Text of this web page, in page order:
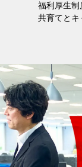
福利厚生制
共育てとキ